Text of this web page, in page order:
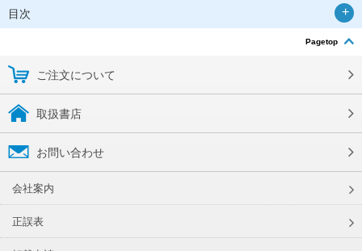
目次
Pagetop
ご注文について
取扱書店
お問い合わせ
会社案内
正誤表